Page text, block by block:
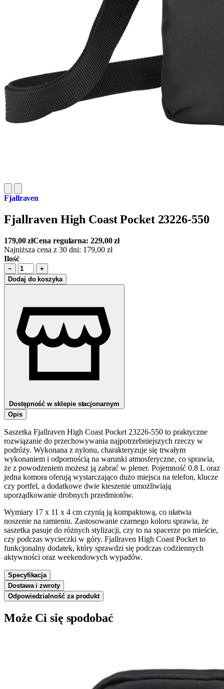
Fjallraven
Fjallraven High Coast Pocket 23226-550
179,00złCena regularna:229,00zł
Najniższa cena z 30 dni: 179,00 zł
Ilość
−
+
Dodaj do koszyka
Dostępność w sklepie stacjonarnym
Opis
Saszetka Fjallraven High Coast Pocket 23226-550 to praktyczne
rozwiązanie do przechowywania najpotrzebniejszych rzeczy w
podróży. Wykonana z nylonu, charakteryzuje się trwałym
wykonaniem i odpornością na warunki atmosferyczne, co sprawia,
że z powodzeniem możesz ją zabrać w plener. Pojemność 0.8 L oraz
jedna komora oferują wystarczająco dużo miejsca na telefon, klucze
czy portfel, a dodatkowe dwie kieszenie umożliwiają
uporządkowanie drobnych przedmiotów.
Wymiary 17 x 11 x 4 cm czynią ją kompaktową, co ułatwia
noszenie na ramieniu. Zastosowanie czarnego koloru sprawia, że
saszetka pasuje do różnych stylizacji, czy to na spacerze po mieście,
czy podczas wycieczki w góry. Fjallraven High Coast Pocket to
funkcjonalny dodatek, który sprawdzi się podczas codziennych
aktywności oraz weekendowych wypadów.
Specyfikacja
Dostawa i zwroty
Odpowiedzialność za produkt
Może Ci się spodobać